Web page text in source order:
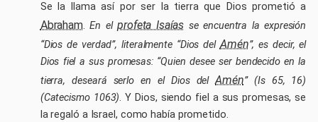
Se la llama así por ser la tierra que Dios prometió a
Abraham.En elprofeta Isaías se encuentra la expresión
“Dios de verdad”, literalmente “Dios delAmén”, es decir, el
Dios fiel a sus promesas: “Quien desee ser bendecido en la
tierra, deseará serlo en el Dios delAmén” (Is 65, 16)
(Catecismo 1063). Y Dios, siendo fiel a sus promesas, se
la regaló a Israel, como había prometido.